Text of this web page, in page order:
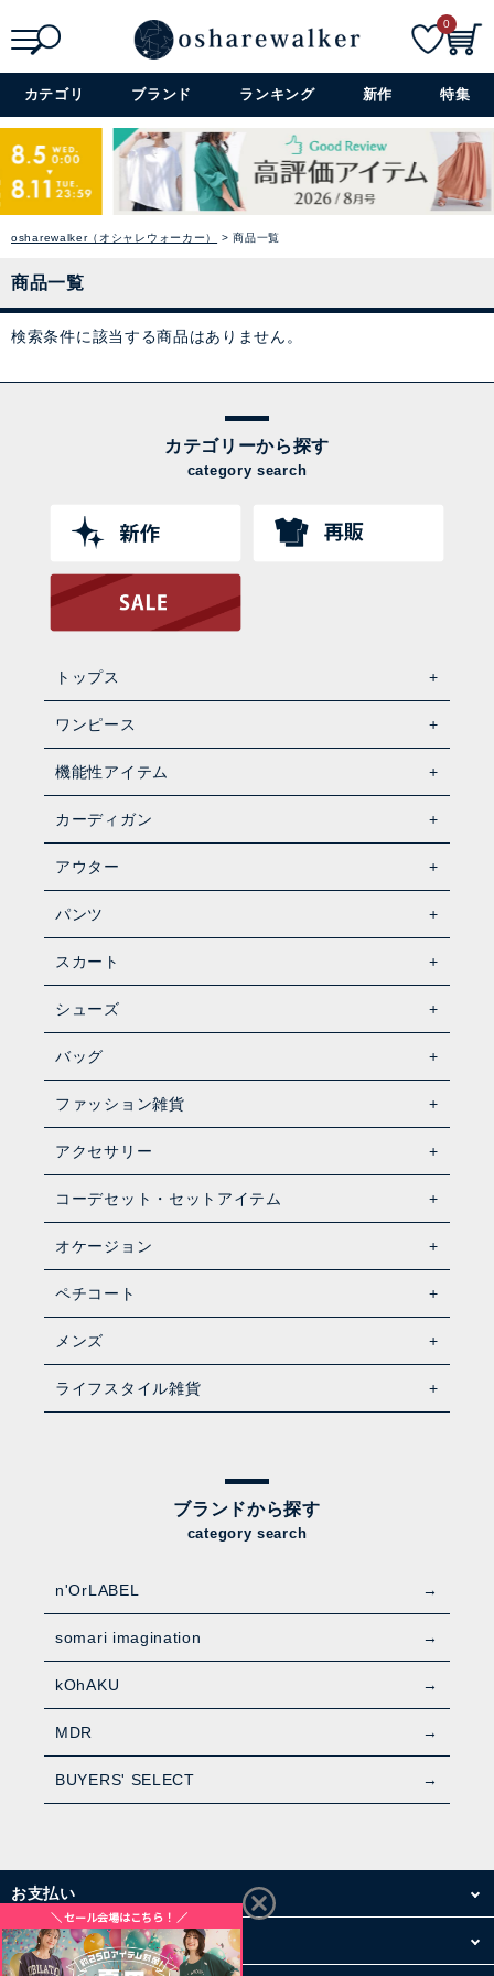
詳細検索+
0
カテゴリ ブランド ランキング 新作 特集
osharewalker（オシャレウォーカー） 商品一覧
商品一覧
検索条件に該当する商品はありません。
カテゴリーから探す
category search
トップス
ワンピース
機能性アイテム
カーディガン
アウター
パンツ
スカート
シューズ
バッグ
ファッション雑貨
アクセサリー
コーデセット・セットアイテム
オケージョン
ペチコート
メンズ
ライフスタイル雑貨
ブランドから探す
category search
n'OrLABEL
somari imagination
kOhAKU
MDR
BUYERS' SELECT
お支払い
配送・送料